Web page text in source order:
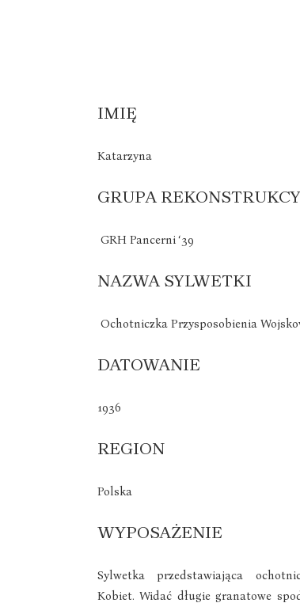
IMIĘ
Katarzyna
GRUPA
GRH Pancerni ‘39
NAZWA SYLWETKI
Ochotniczka Przysposobienia
DATOWANIE
1936
REGION
Polska
WYPOSAŻENIE
Sylwetka przedstawiająca
Kobiet. Widać długie granatowe